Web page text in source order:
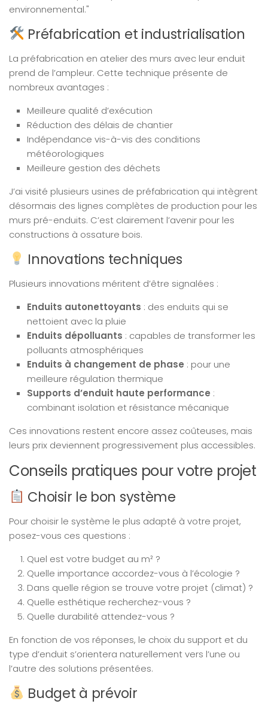
environnemental."
Préfabrication et industrialisation
La préfabrication en atelier des murs avec leur enduit
prend de l’ampleur. Cette technique présente de
nombreux avantages :
Meilleure qualité d’exécution
Réduction des délais de chantier
Indépendance vis-à-vis des conditions
météorologiques
Meilleure gestion des déchets
J’ai visité plusieurs usines de préfabrication qui intègrent
désormais des lignes complètes de production pour les
murs pré-enduits. C’est clairement l’avenir pour les
constructions à ossature bois.
Innovations techniques
Plusieurs innovations méritent d’être signalées :
Enduits autonettoyants : des enduits qui se
nettoient avec la pluie
Enduits dépolluants : capables de transformer les
polluants atmosphériques
Enduits à changement de phase : pour une
meilleure régulation thermique
Supports d’enduit haute performance :
combinant isolation et résistance mécanique
Ces innovations restent encore assez coûteuses, mais
leurs prix deviennent progressivement plus accessibles.
Conseils pratiques pour votre projet
Choisir le bon système
Pour choisir le système le plus adapté à votre projet,
posez-vous ces questions :
Quel est votre budget au m² ?
Quelle importance accordez-vous à l’écologie ?
Dans quelle région se trouve votre projet (climat) ?
Quelle esthétique recherchez-vous ?
Quelle durabilité attendez-vous ?
En fonction de vos réponses, le choix du support et du
type d’enduit s’orientera naturellement vers l’une ou
l’autre des solutions présentées.
Budget à prévoir